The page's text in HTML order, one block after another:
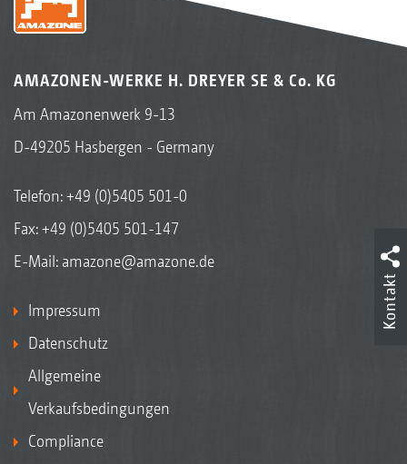
AMAZONEN-WERKE H. DREYER SE & Co. KG
Am Amazonenwerk 9-13
D-49205 Hasbergen - Germany
Telefon:+49 (0)5405 501-0
Fax: +49 (0)5405 501-147
E-Mail: amazone@amazone.de
Impressum
Datenschutz
Allgemeine
Verkaufsbedingungen
Compliance
Kontakt